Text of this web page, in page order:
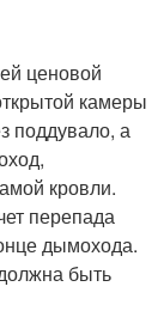
ценовой
камеры
поддувало, а
кровли.
перепада
дымохода.
быть